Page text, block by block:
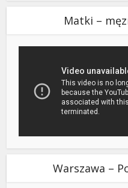
Matki –
Warszawa –